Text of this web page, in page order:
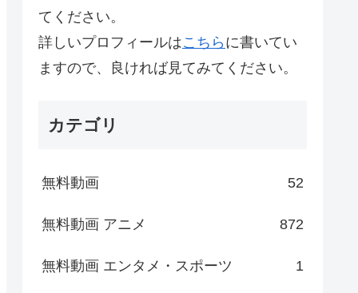
てください。
詳しいプロフィールはこちら に書いてい
ますので、良ければ見てみてください。
カテゴリ
無料動画 52
無料動画 アニメ 872
無料動画 エンタメ・スポーツ 1